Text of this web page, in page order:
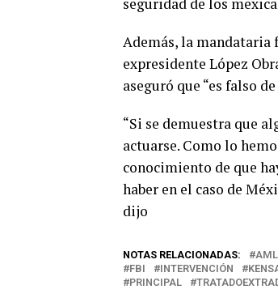
seguridad de los
Además, la mandataria
expresidente López
aseguró que “es falso
“Si se demuestra que
actuarse. Como lo
conocimiento de que
haber en el caso de
dijo
NOTAS RELACIONADAS:
FBI
INTERVENCIÓN
PRINCIPAL